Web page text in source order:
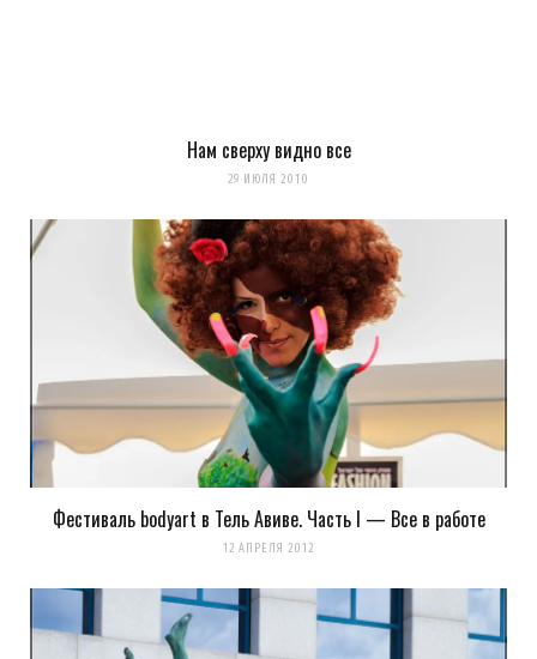
Нам сверху видно все
29 ИЮЛЯ 2010
Фестиваль bodyart в Тель Авиве. Часть I — Все в работе
12 АПРЕЛЯ 2012